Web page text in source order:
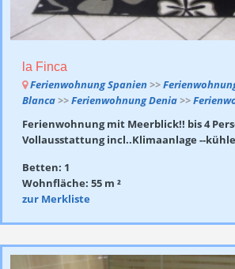
la Finca
Ferienwohnung Spanien >>
Blanca>>Ferienwohnung Denia>>
Ferienwohnung mit Meerblick!! bis 4
Vollausstattung incl..Klimaanlage --
Betten: 1
Wohnfläche: 55 m ²
zur Merkliste